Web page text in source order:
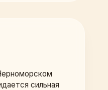
сильная